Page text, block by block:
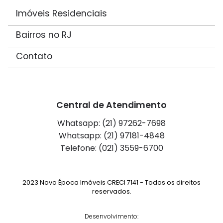
Imóveis Residenciais
Bairros no RJ
Contato
Central de Atendimento
Whatsapp: (21) 97262-7698
Whatsapp: (21) 97181-4848
Telefone: (021) 3559-6700
2023 Nova Época Imóveis CRECI 7141 - Todos os direitos
reservados.
Desenvolvimento: